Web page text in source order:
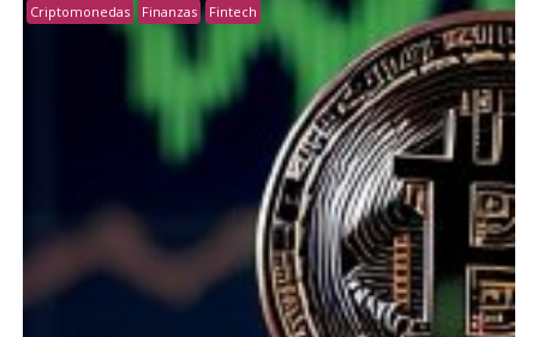
Criptomonedas Finanzas Fintech